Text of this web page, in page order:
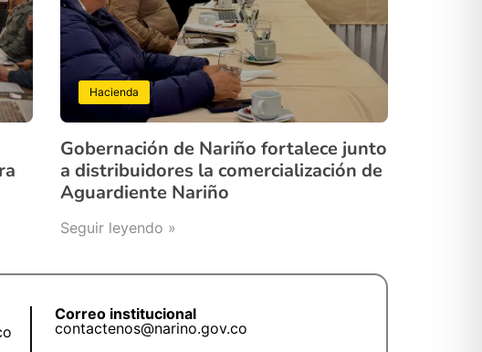
Hacienda
Gobernación de Nariño fortalece junto
a distribuidores la comercialización de
Aguardiente Nariño
Seguir leyendo »
Correo institucional
contactenos@narino.gov.co